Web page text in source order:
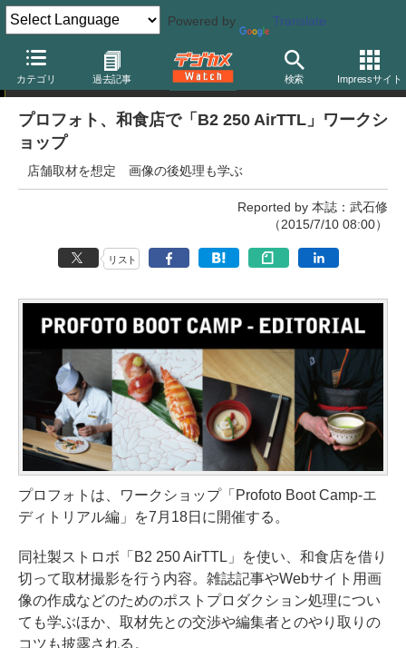
Powered by Translate
カテゴリ 過去記事 検索 Impressサイト
イベント
プロフォト、和食店で「B2 250 AirTTL」ワークシ
ョップ
店舗取材を想定 画像の後処理も学ぶ
Reported by 本誌：武石修
（2015/7/10 08:00）
リスト
プロフォトは、ワークショップ「Profoto Boot Camp-エ
ディトリアル編」を7月18日に開催する。
同社製ストロボ「B2 250 AirTTL」を使い、和食店を借り
切って取材撮影を行う内容。雑誌記事やWebサイト用画
像の作成などのためのポストプロダクション処理につい
ても学ぶほか、取材先との交渉や編集者とのやり取りの
コツも披露される。